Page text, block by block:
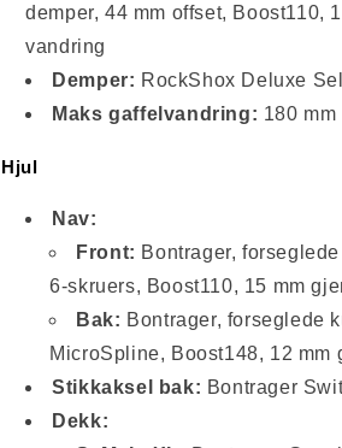
demper, 44 mm offset, Boost110,
vandring
Demper: RockShox Deluxe
Maks gaffelvandring: 180 mm
Hjul
Nav:
Front: Bontrager,
6-skruers, Boost110, 15 mm
Bak: Bontrager, forseglede
MicroSpline, Boost148, 12 mm
Stikkaksel bak: Bontrager
Dekk: